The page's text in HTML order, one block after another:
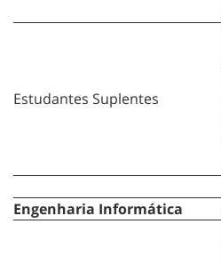
Estudantes Suplentes
Engenharia Informática